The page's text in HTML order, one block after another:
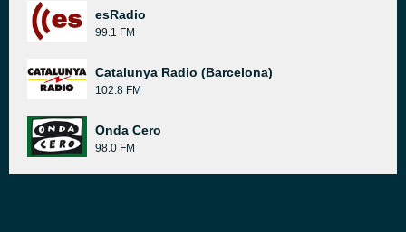
esRadio
99.1 FM
Catalunya Radio (Barcelona)
102.8 FM
Onda Cero
98.0 FM